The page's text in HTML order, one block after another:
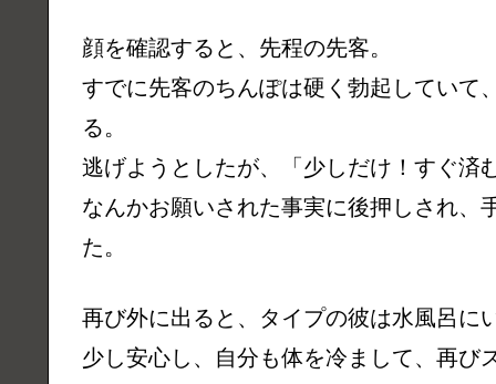
顔を確認すると、先程の先客。
すでに先客のちんぽは硬く勃起していて
る。
逃げようとしたが、「少しだけ！すぐ済
なんかお願いされた事実に後押しされ、
た。
再び外に出ると、タイプの彼は水風呂に
少し安心し、自分も体を冷まして、再び